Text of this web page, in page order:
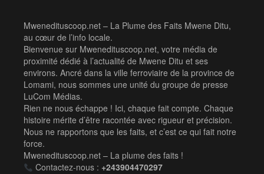
Mwenedituscoop.net – La Plume des Faits Mwene Ditu,
au cœur de l’info locale.
Bienvenue sur Mwenedituscoop.net, votre média de
proximité dédié à l’actualité de Mwene Ditu et ses
environs. Ancré dans la ville ferroviaire de la province de
Lomami, nous sommes une unité du groupe de presse
LuCom Médias.
Rien ne nous échappe ! Ici, chaque fait compte. Chaque
histoire mérite d’être racontée avec rigueur et précision.
Nous ne rapportons que les faits, et c’est ce qui fait notre
force.
Mwenedituscoop.net – La plume des faits !
Contactez-nous : +243904470297